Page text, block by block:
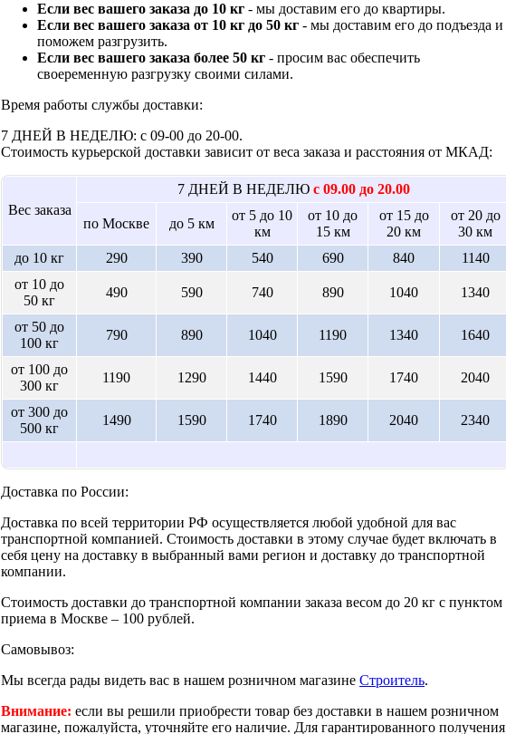
Если вес вашего заказа до 10 кг - мы доставим его до квартиры.
Если вес вашего заказа от 10 кг до 50 кг - мы доставим его до подъезда и
поможем разгрузить.
Если вес вашего заказа более 50 кг - просим вас обеспечить
своеременную разгрузку своими силами.
Время работы службы доставки:
7 ДНЕЙ В НЕДЕЛЮ: с 09-00 до 20-00.
Стоимость курьерской доставки зависит от веса заказа и расстояния от МКАД:
Вес заказа
7 ДНЕЙ В НЕДЕЛЮ с 09.00 до 20.00
по Москве до 5 км
от 5 до 10
км
от 10 до
15 км
от 15 до
20 км
от 20 до
30 км
до 10 кг
290 390 540 690 840
1140
от 10 до
50 кг
490 590 740 890 1040 1340
от 50 до
100 кг
790 890 1040 1190 1340 1640
от 100 до
300 кг
1190 1290 1440 1590 1740 2040
от 300 до
500 кг
1490 1590 1740 1890 2040 2340
Доставка по России:
Доставка по всей территории РФ осуществляется любой удобной для вас
транспортной компанией. Стоимость доставки в этому случае будет включать в
себя цену на доставку в выбранный вами регион и доставку до транспортной
компании.
Стоимость доставки до транспортной компании заказа весом до 20 кг с пунктом
приема в Москве – 100 рублей.
Самовывоз:
Мы всегда рады видеть вас в нашем розничном магазине Строитель.
Внимание: если вы решили приобрести товар без доставки в нашем розничном
магазине, пожалуйста, уточняйте его наличие. Для гарантированного получения